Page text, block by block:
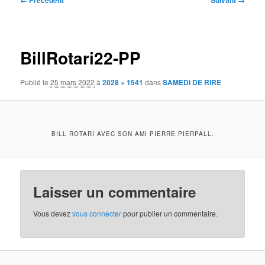
BillRotari22-PP
Publié le25 mars 2022 à2028 × 1541 dansSAMEDI DE RIRE
BILL ROTARI AVEC SON AMI PIERRE PIERPALL.
Laisser un commentaire
Vous devezvous connecterpour publier un commentaire.